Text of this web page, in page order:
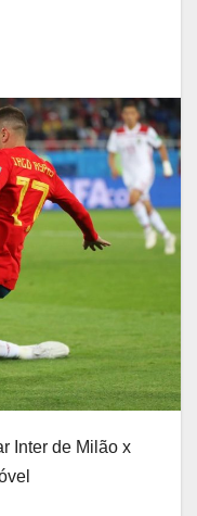
Inter de Milão x